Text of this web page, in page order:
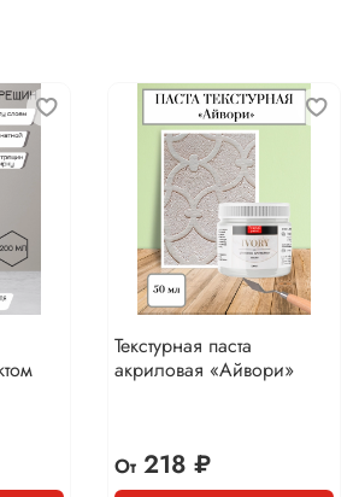
Текстурная паста
акриловая «Айвори»
От218 ₽